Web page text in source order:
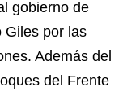
gobierno de
Giles por las
Además del
del Frente